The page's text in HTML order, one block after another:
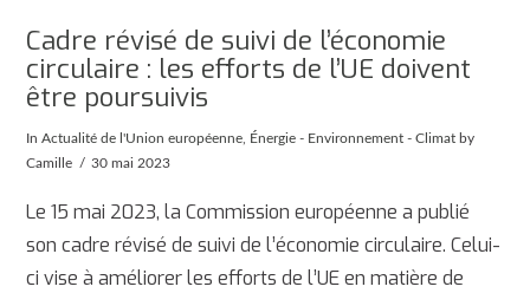
Cadre révisé de suivi de l’économie
circulaire : les efforts de l’UE doivent
être poursuivis
InActualité de l'Union européenne Énergie - Environnement - Climat by
Camille
30 mai 2023
Le 15 mai 2023, la Commission européenne a publié
son cadre révisé de suivi de l’économie circulaire. Celui-
ci vise à améliorer les efforts de l’UE en matière de